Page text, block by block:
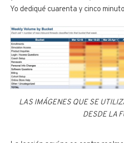
Yo dediqué cuarenta y cinco
LAS IMÁGENES QUE SE
DESDE LA